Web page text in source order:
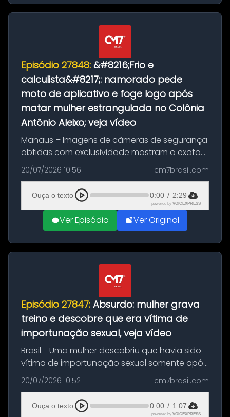
Episódio 27848: &#8216;Frio e
calculista&#8217;: namorado pede
moto de aplicativo e foge logo após
matar mulher estrangulada no Colônia
Antônio Aleixo; veja vídeo
Manaus – Imagens de câmeras de segurança
obtidas com exclusividade mostram o exato
momento da fuga do principal suspeito da
morte de Larissa Araújo, de 28 anos. O crime
ocorreu na noite deste último d...
20/07/2026 10:56 cm7brasil.com
Ouça o texto 0:00 / 2:29
powered by VOICEXPRESS
Ver Episódio Ver Original
Episódio 27847: Absurdo: mulher grava
treino e descobre que era vítima de
importunação sexual, veja vídeo
Brasil - Uma mulher descobriu que havia sido
vítima de importunação sexual somente após
assistir a um vídeo que gravou enquanto
treinava na academia de um condomínio em
Feira de Santana, na Bahia. O c...
20/07/2026 10:52 cm7brasil.com
Ouça o texto 0:00 / 1:07
powered by VOICEXPRESS